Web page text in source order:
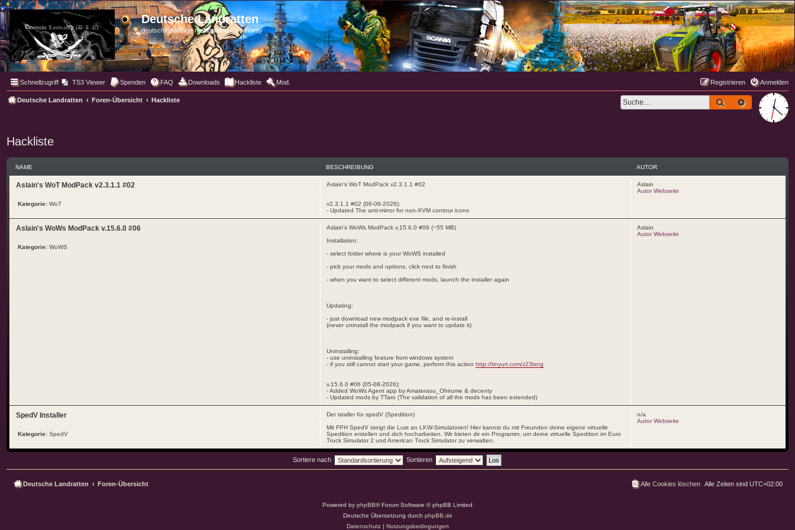
Deutsche Landratten
deutschsprachige multigaming Community
Schnellzugriff TS3 Viewer Spenden FAQ Downloads Hackliste Mod. Anmelden
Registrieren
Deutsche Landratten Foren-Übersicht Hackliste SucheErweiterte
Hackliste
NAME BESCHREIBUNG AUTOR
Aslain's WoT ModPack v2.3.1.1 #02
Kategorie: WoT
Aslain's WoT ModPack v2.3.1.1 #02
v2.3.1.1 #02 (06-08-2026):
- Updated The anti-mirror for non-XVM contour icons
Aslain
Autor Webseite
Aslain's WoWs ModPack v.15.6.0 #06
Kategorie: WoWS
Aslain's WoWs ModPack v.15.6.0 #06 (~55 MB)
Installation:
- select folder where is your WoWS installed
- pick your mods and options, click next to finish
- when you want to select different mods, launch the installer again
Updating:
- just download new modpack exe file, and re-install
(never uninstall the modpack if you want to update it)
Uninstalling:
- use uninstalling feature from windows system
- if you still cannot start your game, perform this action http://tinyurl.com/z23lxng
v.15.6.0 #06 (05-08-2026):
- Added WoWs Agent app by Amaterasu_Ohirume & decenty
- Updated mods by TTaro (The validation of all the mods has been extended)
Aslain
Autor Webseite
SpedV Installer
Kategorie: SpedV
Der istaller für spedV (Spedition)
Mit FPH SpedV steigt die Lust an LKW-Simulatoren! Hier kannst du mit Freunden deine eigene virtuelle
Spedition erstellen und dich hocharbeiten. Wir bieten dir ein Programm, um deine virtuelle Spedition im Euro
Truck Simulator 2 und American Truck Simulator zu verwalten.
n/a
Autor Webseite
Sortiere nach Sortieren
Deutsche Landratten Foren-Übersicht Alle Zeiten sind UTC+02:00
Alle Cookies löschen
Powered by phpBB® Forum Software © phpBB Limited
Deutsche Übersetzung durch phpBB.de
Datenschutz| Nutzungsbedingungen